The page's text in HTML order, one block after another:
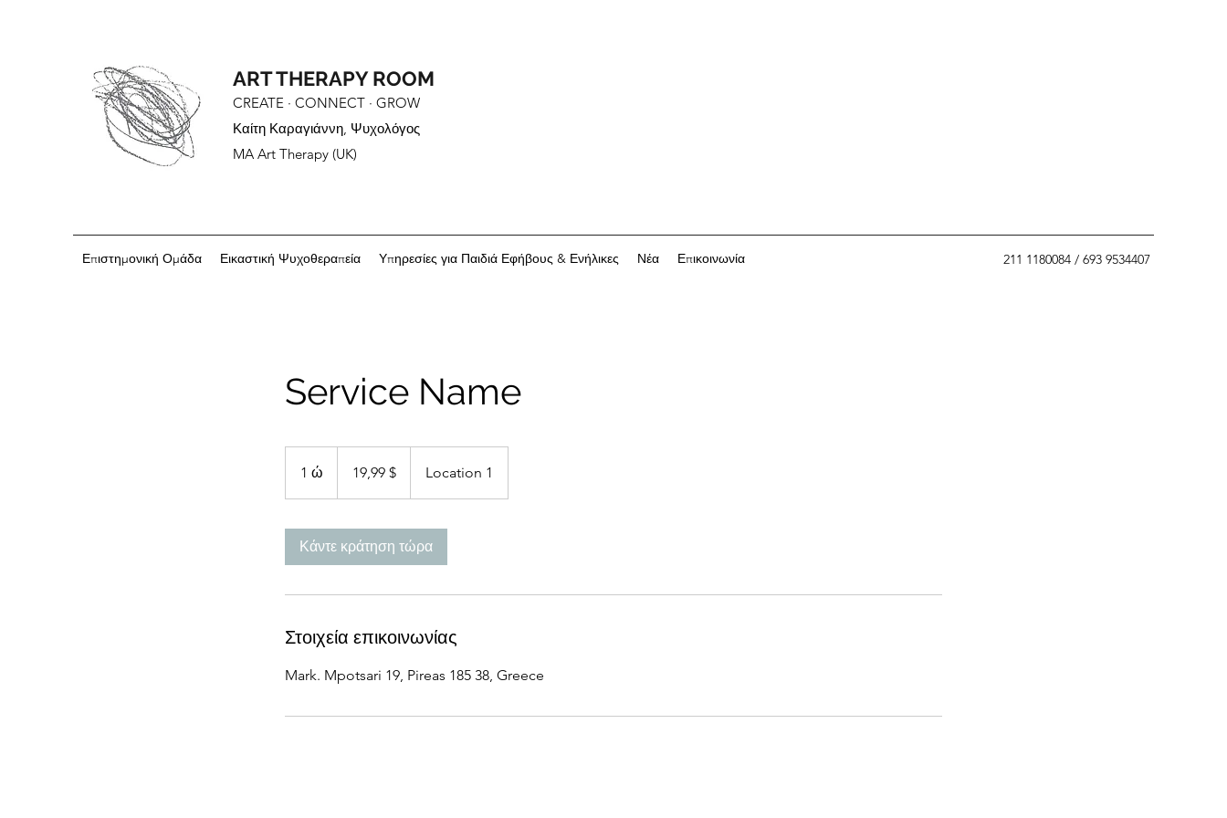
ART THERAPY ROOM
CREATE · CONNECT · GROW
Καίτη Καραγιάννη, Ψυχολόγος
MA Art Therapy (UK)
Επιστημονική Ομάδα Εικαστική Ψυχοθεραπεία Υπηρεσίες για Παιδιά Εφήβους & Ενήλικες Νέα Επικοινωνία 211 1180084 / 693 9534407
Service Name
1 ώ
ΗΠΑ19,99 $ Location 1
Κάντε κράτηση τώρα
Στοιχεία επικοινωνίας
Mark. Mpotsari 19, Pireas 185 38, Greece